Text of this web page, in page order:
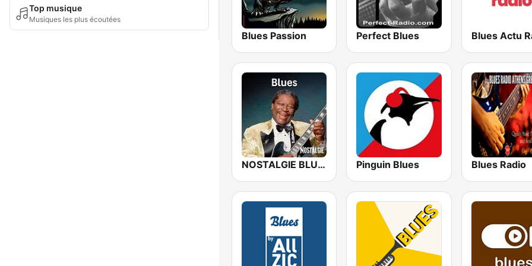
Top musique
Musiques les plus écoutées
Blues Passion Perfect Blues Blues Actu
NOSTALGIE BLUES Pinguin Blues Blues Radio